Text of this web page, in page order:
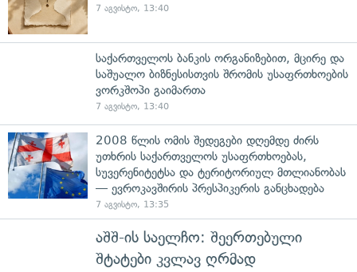
7 აგვისტო, 13:40
საქართველოს ბანკის ორგანიზებით, მცირე და
საშუალო ბიზნესისთვის შრომის უსაფრთხოების
ვორკშოპი გაიმართა
7 აგვისტო, 13:40
2008 წლის ომის შედეგები დღემდე ძირს
უთხრის საქართველოს უსაფრთხოებას,
სუვერენიტეტსა და ტერიტორიულ მთლიანობას
— ევროკავშირის პრესპიკერის განცხადება
7 აგვისტო, 13:35
აშშ-ის საელჩო: შეერთებული
შტატები კვლავ ღრმად